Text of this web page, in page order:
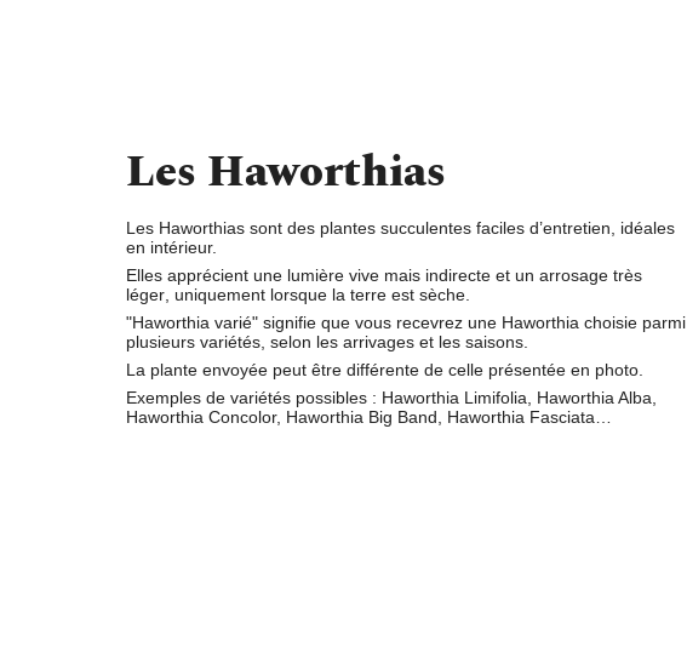
Les Haworthias
Les Haworthias sont des plantes succulentes faciles d’entretien, idéales
en intérieur.
Elles apprécient une lumière vive mais indirecte et un arrosage très
léger, uniquement lorsque la terre est sèche.
"Haworthia varié" signifie que vous recevrez une Haworthia choisie parmi
plusieurs variétés, selon les arrivages et les saisons.
La plante envoyée peut être différente de celle présentée en photo.
Exemples de variétés possibles : Haworthia Limifolia, Haworthia Alba,
Haworthia Concolor, Haworthia Big Band, Haworthia Fasciata…